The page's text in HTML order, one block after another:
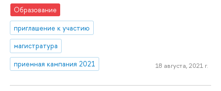
Образование
приглашение к участию
магистратура
приемная кампания 2021
18 августа, 2021 г.